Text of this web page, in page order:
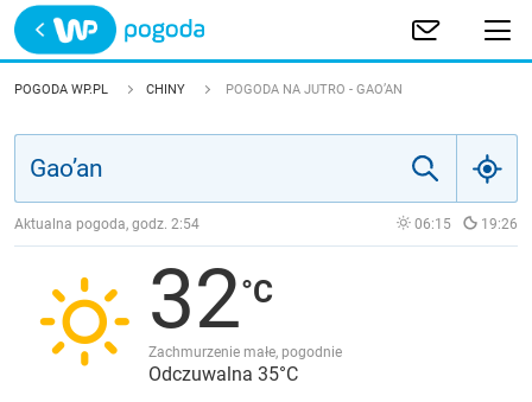
Trwa ładowanie
POLSKA
JAKOŚĆ POWIETRZA
POGODA WP.PL CHINY POGODA NA JUTRO - GAO’AN
Aktualna pogoda, godz. 2:54 06:15 19:26
32
Zachmurzenie małe, pogodnie
Odczuwalna 35°C